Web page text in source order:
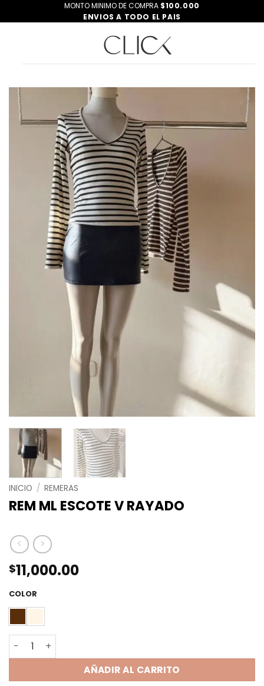
al
MONTO MINIMO DE COMPRA $100.000
ENVIOS A TODO EL PAIS
INICIO / REMERAS
REM ML ESCOTE V RAYADO
$11,000.00
COLOR
REM ML ESCOTE V RAYADO cantidad
AÑADIR AL CARRITO